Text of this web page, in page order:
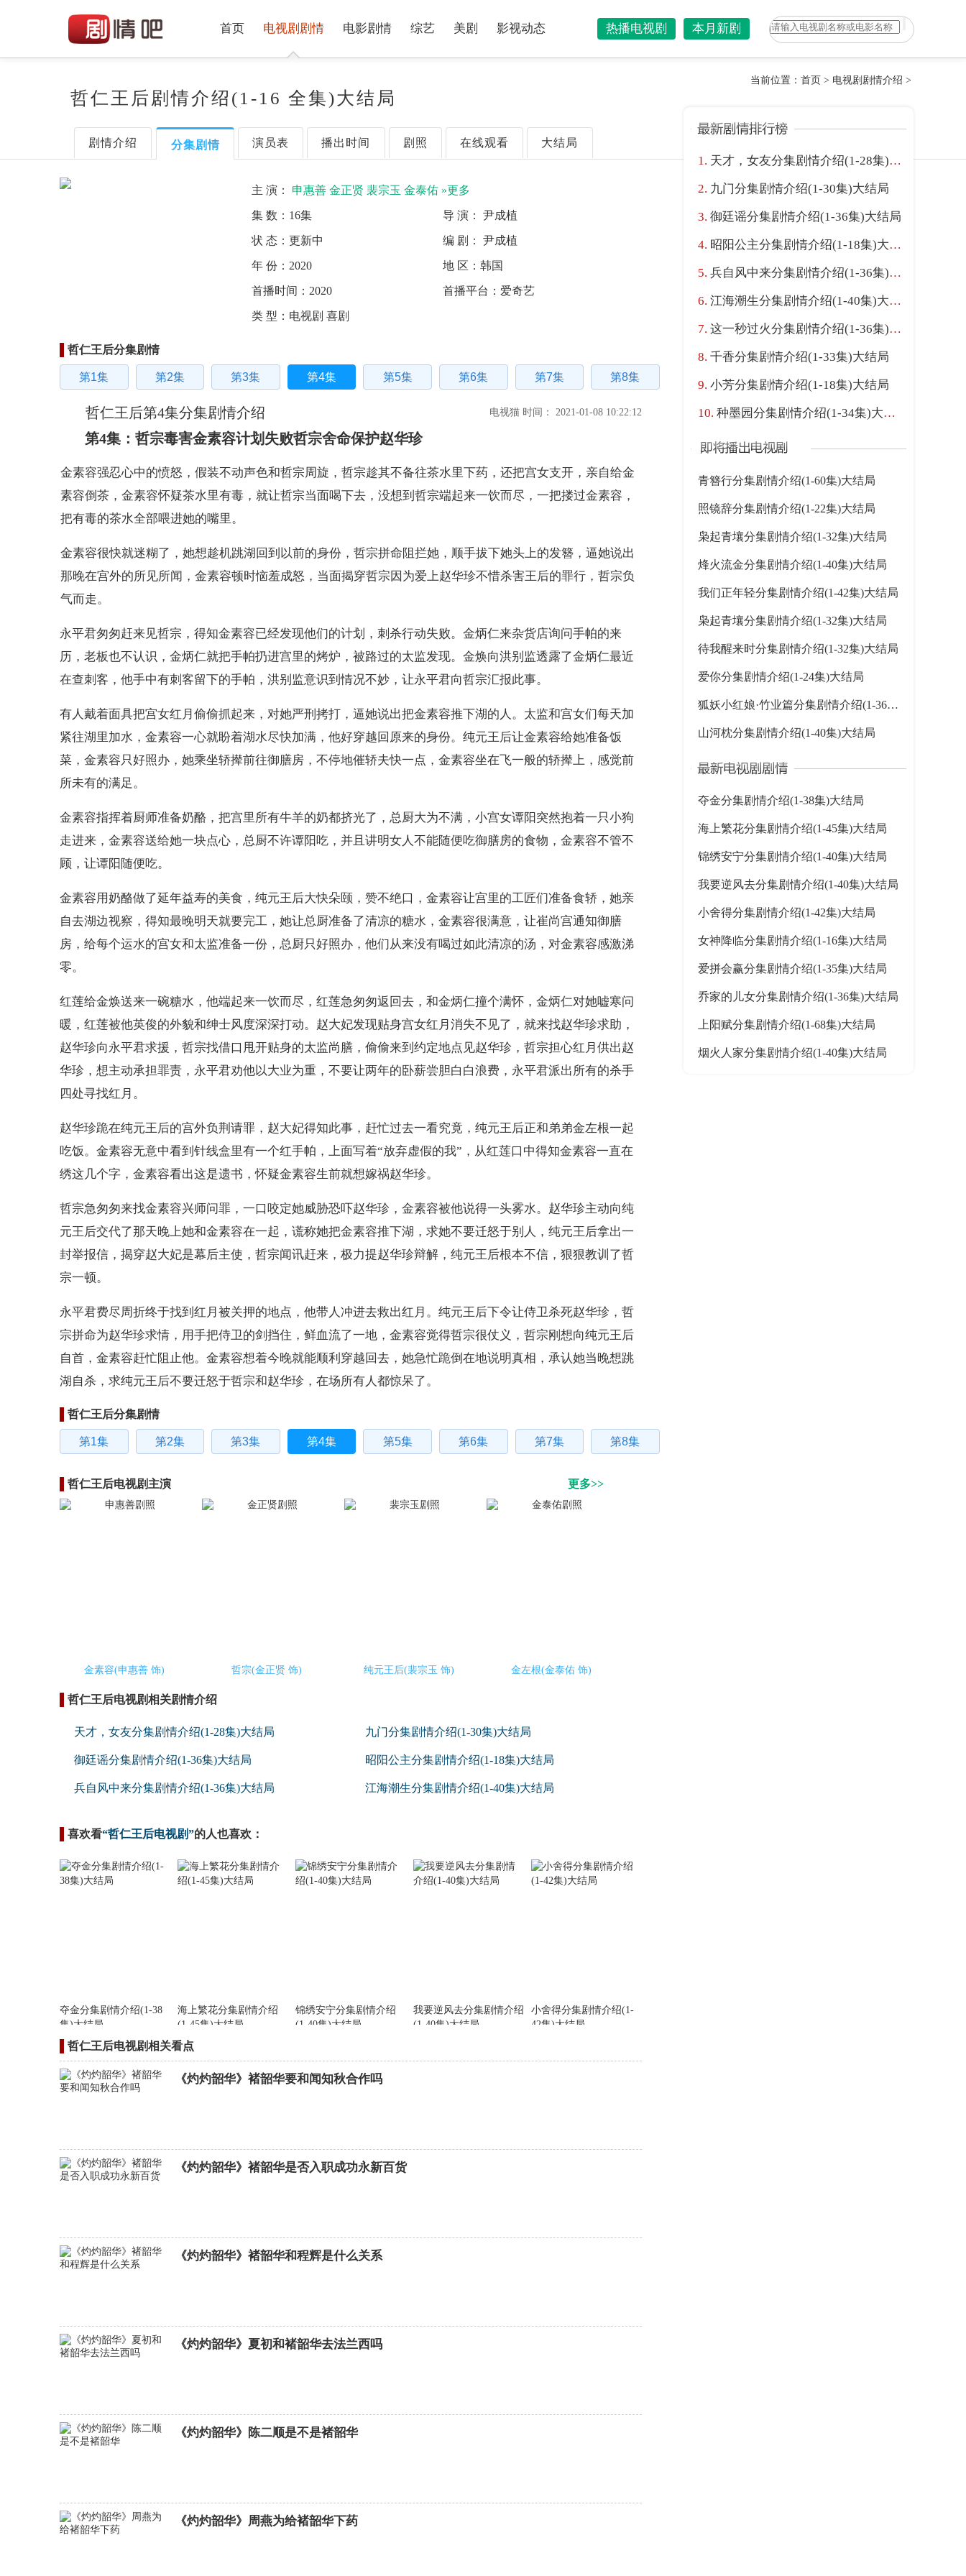
首页 电视剧剧情 电影剧情 综艺 美剧 影视动态 本月新剧
热播电视剧
哲仁王后剧情介绍(1-16 全集)大结局
剧情介绍 分集剧情 演员表 播出时间 剧照 在线观看 大结局
当前位置： 首页 > 电视剧剧情介绍 >
主 演： 申惠善 金正贤 裴宗玉 金泰佑 »更多
集 数： 16集 导 演： 尹成植
状 态：更新中 编 剧： 尹成植
年 份： 2020 地 区：韩国
首播时间： 2020 首播平台： 爱奇艺
类 型： 电视剧 喜剧
哲仁王后分集剧情
第1集 第2集 第3集 第4集 第5集 第6集 第7集 第8集
电视猫 时间： 2021-01-08 10:22:12
哲仁王后第4集分集剧情介绍
第4集：哲宗毒害金素容计划失败哲宗舍命保护赵华珍
金素容强忍心中的愤怒，假装不动声色和哲宗周旋，哲宗趁其不备往茶水里下药，还把宫女支开，亲自给金
素容倒茶，金素容怀疑茶水里有毒，就让哲宗当面喝下去，没想到哲宗端起来一饮而尽，一把搂过金素容，
把有毒的茶水全部喂进她的嘴里。
金素容很快就迷糊了，她想趁机跳湖回到以前的身份，哲宗拼命阻拦她，顺手拔下她头上的发簪，逼她说出
那晚在宫外的所见所闻，金素容顿时恼羞成怒，当面揭穿哲宗因为爱上赵华珍不惜杀害王后的罪行，哲宗负
气而走。
永平君匆匆赶来见哲宗，得知金素容已经发现他们的计划，刺杀行动失败。金炳仁来杂货店询问手帕的来
历，老板也不认识，金炳仁就把手帕扔进宫里的烤炉，被路过的太监发现。金焕向洪别监透露了金炳仁最近
在查刺客，他手中有刺客留下的手帕，洪别监意识到情况不妙，让永平君向哲宗汇报此事。
有人戴着面具把宫女红月偷偷抓起来，对她严刑拷打，逼她说出把金素容推下湖的人。太监和宫女们每天加
紧往湖里加水，金素容一心就盼着湖水尽快加满，他好穿越回原来的身份。纯元王后让金素容给她准备饭
菜，金素容只好照办，她乘坐轿撵前往御膳房，不停地催轿夫快一点，金素容坐在飞一般的轿撵上，感觉前
所未有的满足。
金素容指挥着厨师准备奶酪，把宫里所有牛羊的奶都挤光了，总厨大为不满，小宫女谭阳突然抱着一只小狗
走进来，金素容送给她一块点心，总厨不许谭阳吃，并且讲明女人不能随便吃御膳房的食物，金素容不管不
顾，让谭阳随便吃。
金素容用奶酪做了延年益寿的美食，纯元王后大快朵颐，赞不绝口，金素容让宫里的工匠们准备食轿，她亲
自去湖边视察，得知最晚明天就要完工，她让总厨准备了清凉的糖水，金素容很满意，让崔尚宫通知御膳
房，给每个运水的宫女和太监准备一份，总厨只好照办，他们从来没有喝过如此清凉的汤，对金素容感激涕
零。
红莲给金焕送来一碗糖水，他端起来一饮而尽，红莲急匆匆返回去，和金炳仁撞个满怀，金炳仁对她嘘寒问
暖，红莲被他英俊的外貌和绅士风度深深打动。赵大妃发现贴身宫女红月消失不见了，就来找赵华珍求助，
赵华珍向永平君求援，哲宗找借口甩开贴身的太监尚膳，偷偷来到约定地点见赵华珍，哲宗担心红月供出赵
华珍，想主动承担罪责，永平君劝他以大业为重，不要让两年的卧薪尝胆白白浪费，永平君派出所有的杀手
四处寻找红月。
赵华珍跪在纯元王后的宫外负荆请罪，赵大妃得知此事，赶忙过去一看究竟，纯元王后正和弟弟金左根一起
吃饭。金素容无意中看到针线盒里有一个红手帕，上面写着“放弃虚假的我”，从红莲口中得知金素容一直在
绣这几个字，金素容看出这是遗书，怀疑金素容生前就想嫁祸赵华珍。
哲宗急匆匆来找金素容兴师问罪，一口咬定她威胁恐吓赵华珍，金素容被他说得一头雾水。赵华珍主动向纯
元王后交代了那天晚上她和金素容在一起，谎称她把金素容推下湖，求她不要迁怒于别人，纯元王后拿出一
封举报信，揭穿赵大妃是幕后主使，哲宗闻讯赶来，极力提赵华珍辩解，纯元王后根本不信，狠狠教训了哲
宗一顿。
永平君费尽周折终于找到红月被关押的地点，他带人冲进去救出红月。纯元王后下令让侍卫杀死赵华珍，哲
宗拼命为赵华珍求情，用手把侍卫的剑挡住，鲜血流了一地，金素容觉得哲宗很仗义，哲宗刚想向纯元王后
自首，金素容赶忙阻止他。金素容想着今晚就能顺利穿越回去，她急忙跪倒在地说明真相，承认她当晚想跳
湖自杀，求纯元王后不要迁怒于哲宗和赵华珍，在场所有人都惊呆了。
哲仁王后分集剧情
第1集 第2集 第3集 第4集 第5集 第6集 第7集 第8集
更多>>
哲仁王后电视剧主演
金素容(申惠善 饰) 哲宗(金正贤 饰) 纯元王后(裴宗玉 饰) 金左根(金泰佑 饰)
哲仁王后电视剧相关剧情介绍
天才，女友分集剧情介绍(1-28集)大结局 九门分集剧情介绍(1-30集)大结局
御廷谣分集剧情介绍(1-36集)大结局 昭阳公主分集剧情介绍(1-18集)大结局
兵自风中来分集剧情介绍(1-36集)大结局 江海潮生分集剧情介绍(1-40集)大结局
喜欢看“哲仁王后电视剧”的人也喜欢：
夺金分集剧情介绍(1-38
集)大结局
海上繁花分集剧情介绍
(1-45集)大结局
锦绣安宁分集剧情介绍
(1-40集)大结局
我要逆风去分集剧情介绍
(1-40集)大结局
小舍得分集剧情介绍(1-
42集)大结局
哲仁王后电视剧相关看点
《灼灼韶华》褚韶华要和闻知秋合作吗
《灼灼韶华》褚韶华是否入职成功永新百货
《灼灼韶华》褚韶华和程辉是什么关系
《灼灼韶华》夏初和褚韶华去法兰西吗
《灼灼韶华》陈二顺是不是褚韶华
《灼灼韶华》周燕为给褚韶华下药
天才，女友分集剧情介绍(1-28集)大结局
九门分集剧情介绍(1-30集)大结局
御廷谣分集剧情介绍(1-36集)大结局
昭阳公主分集剧情介绍(1-18集)大结局
兵自风中来分集剧情介绍(1-36集)大结局
江海潮生分集剧情介绍(1-40集)大结局
这一秒过火分集剧情介绍(1-36集)大结局
千香分集剧情介绍(1-33集)大结局
小芳分集剧情介绍(1-18集)大结局
种墨园分集剧情介绍(1-34集)大结局
青簪行分集剧情介绍(1-60集)大结局
照镜辞分集剧情介绍(1-22集)大结局
枭起青壤分集剧情介绍(1-32集)大结局
烽火流金分集剧情介绍(1-40集)大结局
我们正年轻分集剧情介绍(1-42集)大结局
枭起青壤分集剧情介绍(1-32集)大结局
待我醒来时分集剧情介绍(1-32集)大结局
爱你分集剧情介绍(1-24集)大结局
狐妖小红娘·竹业篇分集剧情介绍(1-36集)大结局
山河枕分集剧情介绍(1-40集)大结局
夺金分集剧情介绍(1-38集)大结局
海上繁花分集剧情介绍(1-45集)大结局
锦绣安宁分集剧情介绍(1-40集)大结局
我要逆风去分集剧情介绍(1-40集)大结局
小舍得分集剧情介绍(1-42集)大结局
女神降临分集剧情介绍(1-16集)大结局
爱拼会赢分集剧情介绍(1-35集)大结局
乔家的儿女分集剧情介绍(1-36集)大结局
上阳赋分集剧情介绍(1-68集)大结局
烟火人家分集剧情介绍(1-40集)大结局